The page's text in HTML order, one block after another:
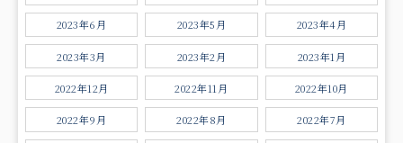
2023年6月 2023年5月 2023年4月
2023年3月 2023年2月 2023年1月
2022年12月 2022年11月 2022年10月
2022年9月 2022年8月 2022年7月